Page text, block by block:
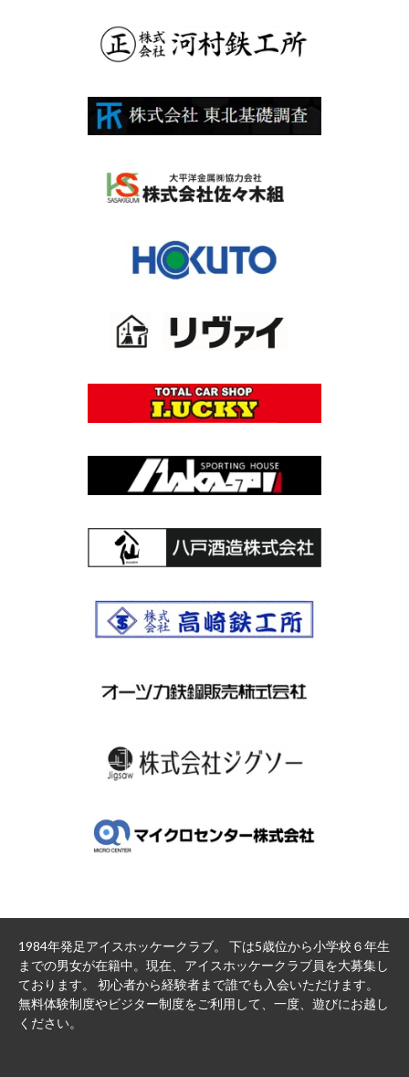
1984年発足アイスホッケークラブ。 下は5歳位から小学校６年生
までの男女が在籍中。現在、アイスホッケークラブ員を大募集し
ております。 初心者から経験者まで誰でも入会いただけます。
無料体験制度やビジター制度をご利用して、一度、遊びにお越し
ください。